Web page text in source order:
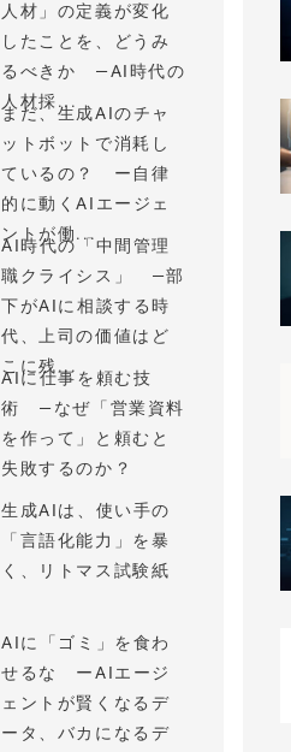
人材」の定義が変化
したことを、どうみ
るべきか —AI時代の
人材採...
まだ、生成AIのチャ
ットボットで消耗し
ているの？ ー自律
的に動くAIエージェ
ントが働...
AI時代の「中間管理
職クライシス」 —部
下がAIに相談する時
代、上司の価値はど
こに残...
AIに仕事を頼む技
術 —なぜ「営業資料
を作って」と頼むと
失敗するのか？
生成AIは、使い手の
「言語化能力」を暴
く、リトマス試験紙
AIに「ゴミ」を食わ
せるな ーAIエージ
ェントが賢くなるデ
ータ、バカになるデ